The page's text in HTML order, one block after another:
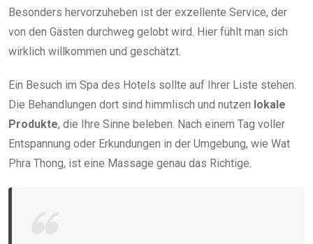
Besonders hervorzuheben ist der exzellente Service, der
von den Gästen durchweg gelobt wird. Hier fühlt man sich
wirklich willkommen und geschätzt.
Ein Besuch im Spa des Hotels sollte auf Ihrer Liste stehen.
Die Behandlungen dort sind himmlisch und nutzen lokale
Produkte, die Ihre Sinne beleben. Nach einem Tag voller
Entspannung oder Erkundungen in der Umgebung, wie Wat
Phra Thong, ist eine Massage genau das Richtige.